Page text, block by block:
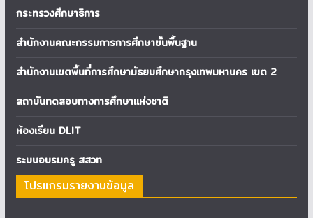
กระทรวงศึกษาธิการ
สำนักงานคณะกรรมการการศึกษาขั้นพื้นฐาน
สำนักงานเขตพื้นที่การศึกษามัธยมศึกษากรุงเทพมหานคร เขต 2
สถาบันทดสอบทางการศึกษาแห่งชาติ
ห้องเรียน DLIT
ระบบอบรมครู สสวท
โปรแกรมรายงานข้อมูล